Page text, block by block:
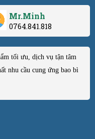
Mr.Minh
0764.841.818
tối ưu, dịch vụ tận tâm
nhu cầu cung ứng bao bì